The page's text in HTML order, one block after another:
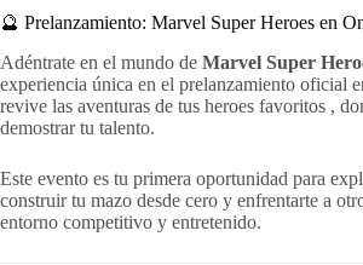
🔮 Prelanzamiento: Marvel Super Heroes en
Adéntrate en el mundo de Marvel Super
experiencia única en el prelanzamiento oficial
revive las aventuras de tus heroes favoritos ,
demostrar tu talento.
Este evento es tu primera oportunidad para
construir tu mazo desde cero y enfrentarte a
entorno competitivo y entretenido.